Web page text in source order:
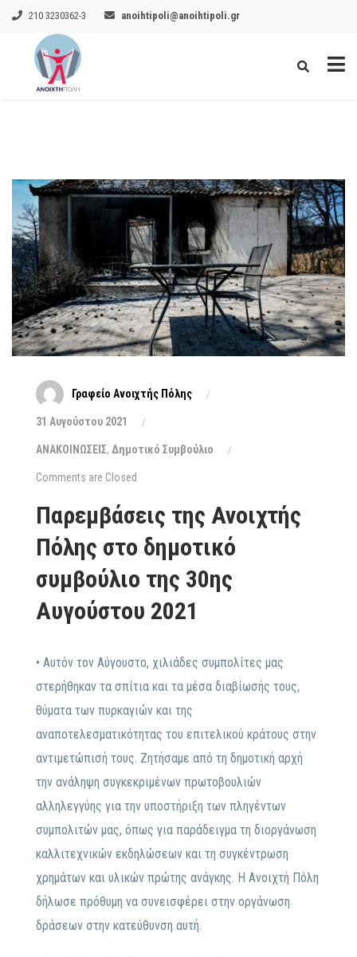
210 3230362-3 anoihtipoli@anoihtipoli.gr
Γραφείο Ανοιχτής Πόλης
31 Αυγούστου 2021
ΑΝΑΚΟΙΝΩΣΕΙΣ, Δημοτικό Συμβούλιο
Comments are Closed
Παρεμβάσεις της Ανοιχτής
Πόλης στο δημοτικό
συμβούλιο της 30ης
Αυγούστου 2021
• Αυτόν τον Αύγουστο, χιλιάδες συμπολίτες μας
στερήθηκαν τα σπίτια και τα μέσα διαβίωσής τους,
θύματα των πυρκαγιών και της
αναποτελεσματικότητας του επιτελικού κράτους στην
αντιμετώπισή τους. Ζητήσαμε από τη δημοτική αρχή
την ανάληψη συγκεκριμένων πρωτοβουλιών
αλληλεγγύης για την υποστήριξη των πληγέντων
συμπολιτών μας, όπως για παράδειγμα τη διοργάνωση
καλλιτεχνικών εκδηλώσεων και τη συγκέντρωση
χρημάτων και υλικών πρώτης ανάγκης. Η Ανοιχτή Πόλη
δήλωσε πρόθυμη να συνεισφέρει στην οργάνωση
δράσεων στην κατεύθυνση αυτή.